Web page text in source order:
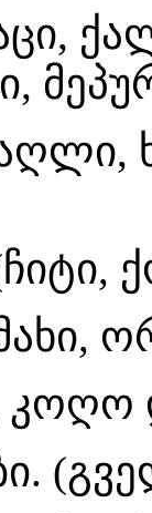
კოღო